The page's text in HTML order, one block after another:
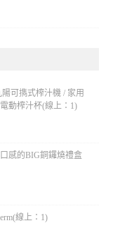
陽可擕式榨汁機 / 家用
動榨汁杯(線上：1)
感的BIG銅鑼燒禮盒
線上：1)